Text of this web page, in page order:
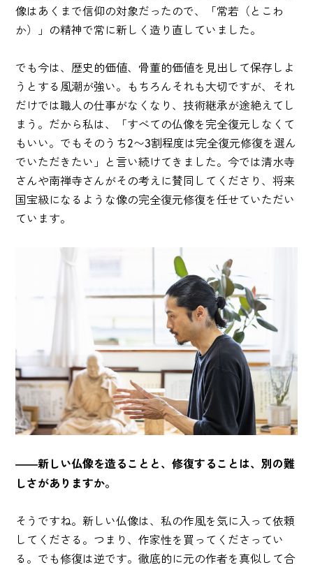
像はあくまで信仰の対象だったので、「常若（とこわ
か）」の精神で常に新しく造り直していました。
でも今は、歴史的価値、骨董的価値を見出して保存しよ
うとする風潮が強い。もちろんそれも大切ですが、それ
だけでは職人の仕事がなくなり、技術継承が途絶えてし
まう。だから私は、「すべての仏像を完全復元しなくて
もいい。でもそのうち2〜3割程度は完全復元修復を選ん
でいただきたい」と言い続けてきました。今では清水寺
さんや南禅寺さんがその考えに賛同してくださり、将来
国宝級になるような像の完全復元修復を任せていただい
ています。
――新しい仏像を造ることと、修復することは、別の難
しさがありますか。
そうですね。新しい仏像は、私の作風を気に入って依頼
してくださる。つまり、作家性を買ってくださってい
る。でも修復は逆です。徹底的に元の作者を真似して合